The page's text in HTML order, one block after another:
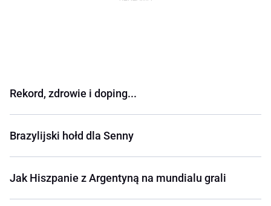
Rekord, zdrowie i doping...
Brazylijski hołd dla Senny
Jak Hiszpanie z Argentyną na mundialu grali